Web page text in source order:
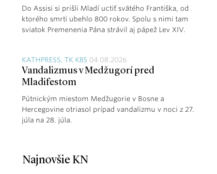
Do Assisi si prišli Mladí uctiť svätého Františka, od
ktorého smrti ubehlo 800 rokov. Spolu s nimi tam
sviatok Premenenia Pána strávil aj pápež Lev XIV.
KATHPRESS, TK KBS 04.08.2026
Vandalizmus v Medžugorí pred
Mladifestom
Pútnickým miestom Medžugorie v Bosne a
Hercegovine otriasol prípad vandalizmu v noci z 27.
júla na 28. júla.
Najnovšie KN